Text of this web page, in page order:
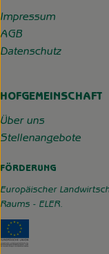
Impressum
AGB
Datenschutz
HOFGEMEINSCHAFT
Über uns
Stellenangebote
FÖRDERUNG
Europäischer
Raums - ELER.